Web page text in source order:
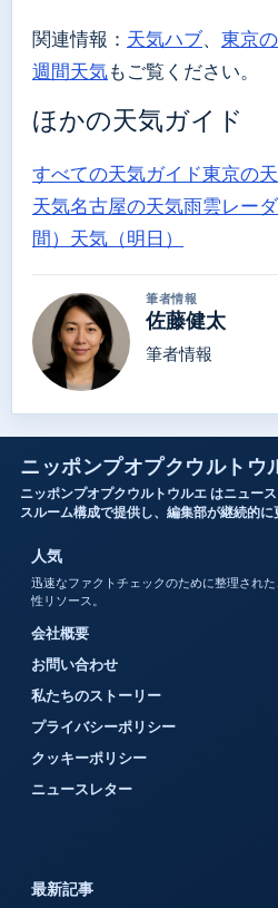
関連情報： 天気ハブ、 東京
週間天気もご覧ください。
ほかの天気ガイド
すべての天気ガイド東京の
天気名古屋の天気雨雲レー
間） 天気（明日）
筆者情報
佐藤健太
筆者情報
ニッポンプオプクウルトウ
ニッポンプオプクウルトウルエ はニュー
スルーム構成で提供し、編集部が継続的に
人気
迅速なファクトチェックのために整理され
性リソース。
会社概要
お問い合わせ
私たちのストーリー
プライバシーポリシー
クッキーポリシー
ニュースレター
最新記事